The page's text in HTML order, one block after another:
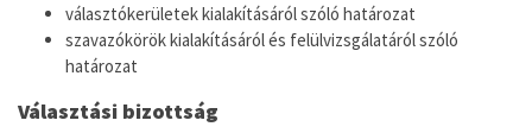
választókerületek kialakításáról szóló határozat
szavazókörök kialakításáról és felülvizsgálatáról szóló
határozat
Választási bizottság